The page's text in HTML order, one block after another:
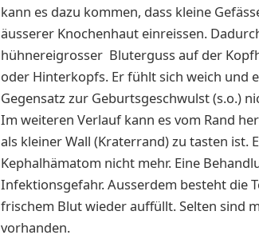
kann es dazu kommen, dass kleine
äusserer Knochenhaut einreissen.
hühnereigrosser Bluterguss auf der
oder Hinterkopfs. Er fühlt sich weich und
Gegensatz zur Geburtsgeschwulst (s.o.)
Im weiteren Verlauf kann es vom Rand
als kleiner Wall (Kraterrand) zu tasten ist.
Kephalhämatom nicht mehr. Eine
Infektionsgefahr. Ausserdem besteht die
frischem Blut wieder auffüllt. Selten sind
vorhanden.